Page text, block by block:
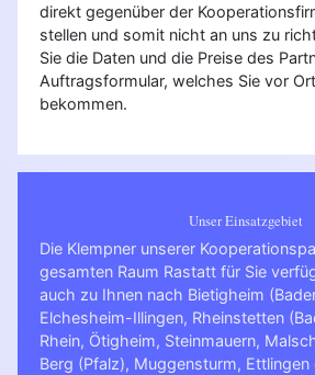
direkt gegenüber der
stellen und somit nicht an uns zu
Sie die Daten und die Preise des
Auftragsformular, welches Sie vor
bekommen.
Unser Einsatzgebiet
Die Klempner unserer
gesamten Raum Rastatt für Sie
auch zu Ihnen nach Bietigheim
Elchesheim-Illingen, Rheinstetten
Rhein, Ötigheim, Steinmauern,
Berg (Pfalz), Muggensturm, Ettlingen